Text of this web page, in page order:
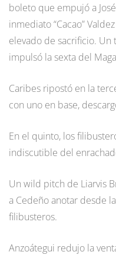
boleto que empujó a
inmediato “Cacao”
elevado de sacrificio. Un
impulsó la sexta del
Caribes ripostó en la
con uno en base,
En el quinto, los
indiscutible del
Un wild pitch de Liarvis
a Cedeño anotar desde
filibusteros.
Anzoátegui redujo la